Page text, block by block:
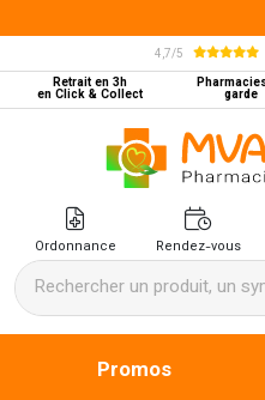
4,7/5
Retrait en 3h
en Click & Collect garde
Ordonnance Rendez-vous
Promos